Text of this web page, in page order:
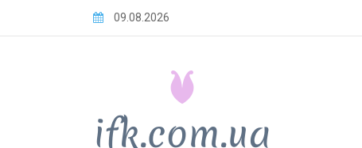
09.08.2026